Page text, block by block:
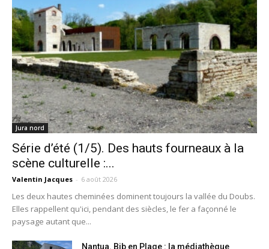
Jura nord
Série d’été (1/5). Des hauts fourneaux à la
scène culturelle :...
Valentin Jacques - 6 août 2026
Les deux hautes cheminées dominent toujours la vallée du Doubs.
Elles rappellent qu'ici, pendant des siècles, le fer a façonné le
paysage autant que...
Nantua. Bib en Plage : la médiathèque